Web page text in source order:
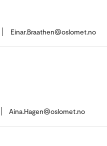
Einar.Braathen@oslomet.no
Aina.Hagen@oslomet.no